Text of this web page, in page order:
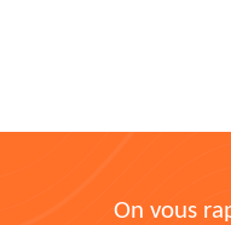
On vous